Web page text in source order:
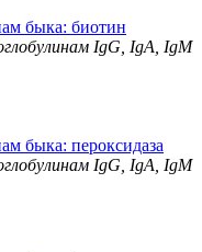
быка: биотин
IgG, IgA, IgM
быка: пероксидаза
IgG, IgA, IgM